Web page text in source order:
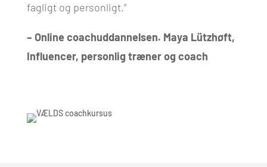
fagligt og personligt.”
– Online coachuddannelsen. Maya Lützhøft,
Influencer, personlig træner og coach